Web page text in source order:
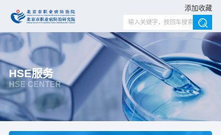
添加收藏
HSE服务
HSE CENTER